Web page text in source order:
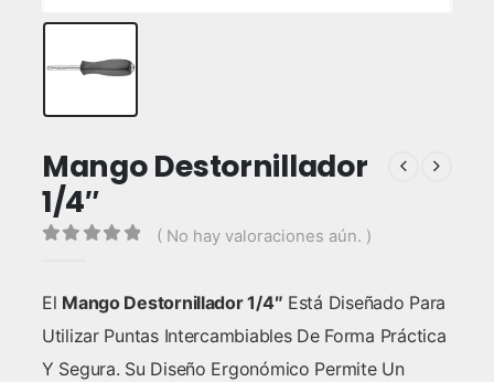
Mango Destornillador
1/4″
( No hay valoraciones aún. )
El Mango Destornillador 1/4″ Está Diseñado Para
Utilizar Puntas Intercambiables De Forma Práctica
Y Segura. Su Diseño Ergonómico Permite Un